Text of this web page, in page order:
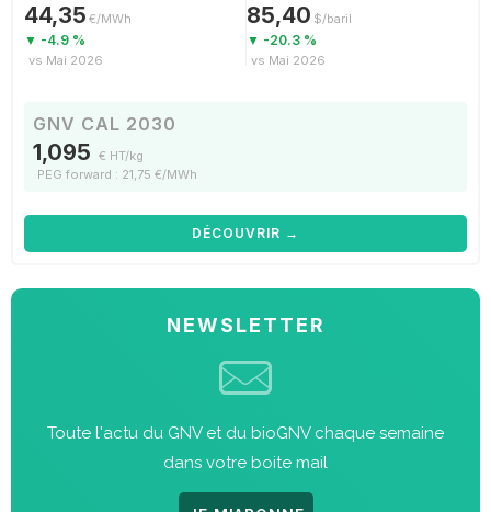
44,35 €/MWh
▼ -4.9 %
vs Mai 2026
85,40 $/baril
▼ -20.3 %
vs Mai 2026
GNV CAL 2030
1,095 € HT/kg
PEG forward : 21,75 €/MWh
DÉCOUVRIR →
NEWSLETTER
Toute l'actu du GNV et du bioGNV chaque semaine
dans votre boite mail